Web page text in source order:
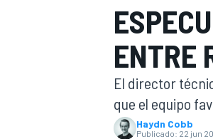
INDYCAR
ENTRE
El director
que el equipo
Haydn Cobb
Publicado: 22 jun